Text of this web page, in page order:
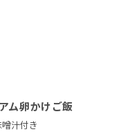
ム卵かけご飯
汁付き